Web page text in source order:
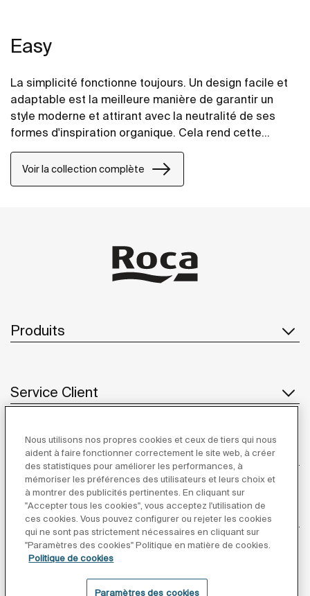
Easy
La simplicité fonctionne toujours. Un design facile et
adaptable est la meilleure manière de garantir un
style moderne et attirant avec la neutralité de ses
formes d'inspiration organique. Cela rend cette
collection modulable et ergonomique afin qu'elle
puisse s'intégrer parfaitement à n'importe quel
espace.
Voir la collection complète
Produits
Service Client
À propos de Roca
Inspiration
Suivez-nous
Nous utilisons nos propres cookies et ceux de tiers qui nous
aident à faire fonctionner correctement le site web, à créer
des statistiques pour améliorer les performances, à
mémoriser les préférences des utilisateurs et leurs choix et
à montrer des publicités pertinentes. En cliquant sur
"Accepter tous les cookies", vous acceptez l'utilisation de
ces cookies. Vous pouvez configurer ou rejeter les cookies
qui ne sont pas strictement nécessaires en cliquant sur
"Paramètres des cookies" Politique en matière de cookies.
Politique de cookies
Paramètres des cookies